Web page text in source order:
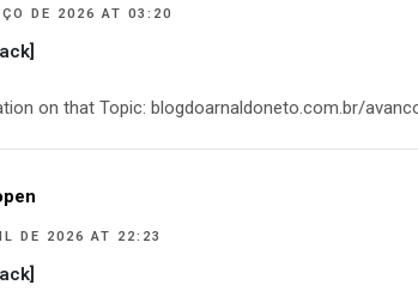
DE 2026 AT 03:20
on that Topic: blogdoarnaldoneto.com.br/
DE 2026 AT 22:23